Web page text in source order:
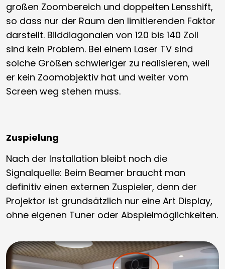
großen Zoombereich und doppelten Lensshift,
so dass nur der Raum den limitierenden Faktor
darstellt. Bilddiagonalen von 120 bis 140 Zoll
sind kein Problem. Bei einem Laser TV sind
solche Größen schwieriger zu realisieren, weil
er kein Zoomobjektiv hat und weiter vom
Screen weg stehen muss.
Zuspielung
Nach der Installation bleibt noch die
Signalquelle: Beim Beamer braucht man
definitiv einen externen Zuspieler, denn der
Projektor ist grundsätzlich nur eine Art Display,
ohne eigenen Tuner oder Abspielmöglichkeiten.